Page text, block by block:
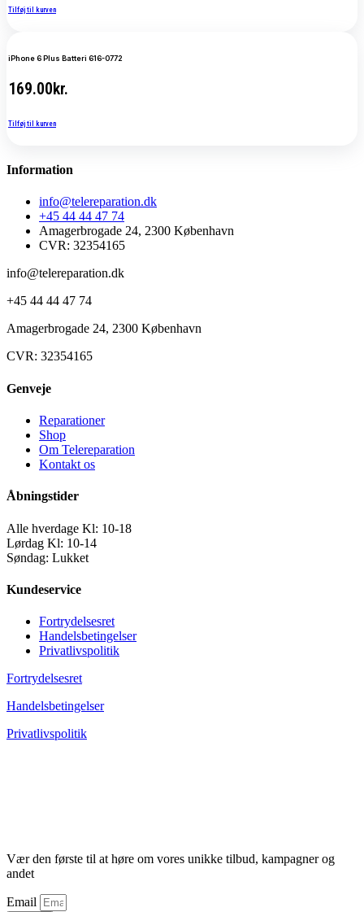
Tilføj til kurven
iPhone 6 Plus Batteri 616-0772
169.00kr.
Tilføj til kurven
Information
info@telereparation.dk
+45 44 44 47 74
Amagerbrogade 24, 2300 København
CVR: 32354165
info@telereparation.dk
+45 44 44 47 74
Amagerbrogade 24, 2300 København
CVR: 32354165
Genveje
Reparationer
Shop
Om Telereparation
Kontakt os
Åbningstider
Alle hverdage Kl: 10-18
Lørdag Kl: 10-14
Søndag: Lukket
Kundeservice
Fortrydelsesret
Handelsbetingelser
Privatlivspolitik
Fortrydelsesret
Handelsbetingelser
Privatlivspolitik
Vær den første til at høre om vores unikke tilbud, kampagner og
andet
Email